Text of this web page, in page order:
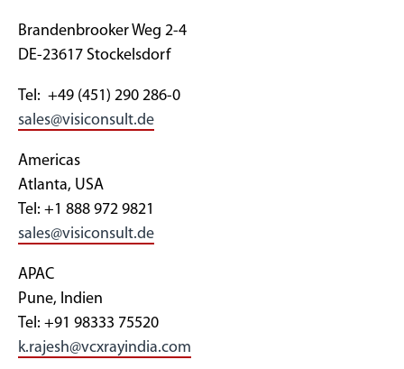
Brandenbrooker Weg 2-4
DE-23617 Stockelsdorf
Tel: +49 (451) 290 286-0
sales@visiconsult.de
Americas
Atlanta, USA
Tel: +1 888 972 9821
sales@visiconsult.de
APAC
Pune, Indien
Tel: +91 98333 75520
k.rajesh@vcxrayindia.com